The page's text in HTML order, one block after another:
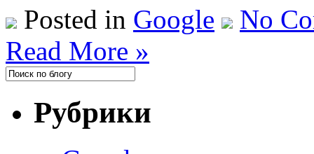
Posted in Google
No
Read More »
Рубрики